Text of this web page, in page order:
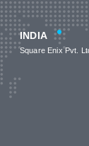
INDIA
Square Enix Pvt.